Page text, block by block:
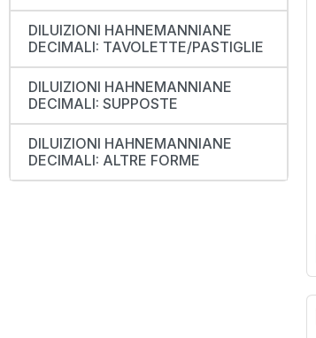
DILUIZIONI HAHNEMANNIANE
DECIMALI: TAVOLETTE/PASTIGLIE
DILUIZIONI HAHNEMANNIANE
DECIMALI: SUPPOSTE
DILUIZIONI HAHNEMANNIANE
DECIMALI: ALTRE FORME